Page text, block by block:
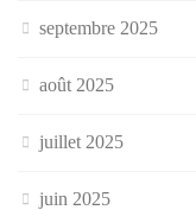
septembre 2025
août 2025
juillet 2025
juin 2025